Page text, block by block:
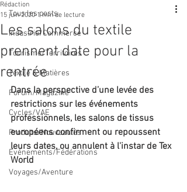
Tous les posts
Industrie/Commerce
Tourisme/Territoires
Textile & Matières
Forum/Magazine
Cycles/VAE
Produits/Nouveautés
Evénements/Fédérations
Voyages/Aventure
Les salons du textile
prennent date pour la
rentrée
Rédaction
15 juin 2020 1 min de lecture
Dans la perspective d’une levée des
restrictions sur les événements
professionnels, les salons de tissus
européens confirment ou repoussent
leurs dates, ou annulent à l'instar de Tex
World